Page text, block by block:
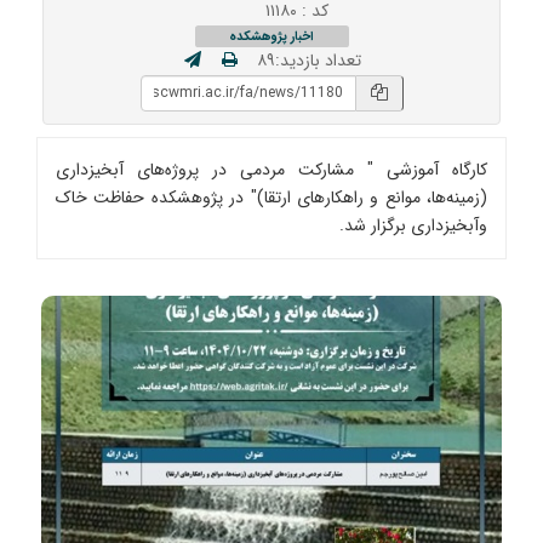
کد : ۱۱۱۸۰
اخبار پژوهشکده
تعداد بازدید:۸۹
کارگاه آموزشی " مشارکت مردمی در پروژه‌های آبخیزداری
(زمینه‌ها، موانع و راهکارهای ارتقا)" در پژوهشکده حفاظت خاک
وآبخیزداری برگزار شد.